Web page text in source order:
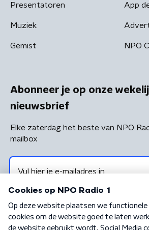
Presentatoren
Muziek
Gemist
App
NPO
Abonneer je op onze
nieuwsbrief
Elke zaterdag het beste van NPO
mailbox